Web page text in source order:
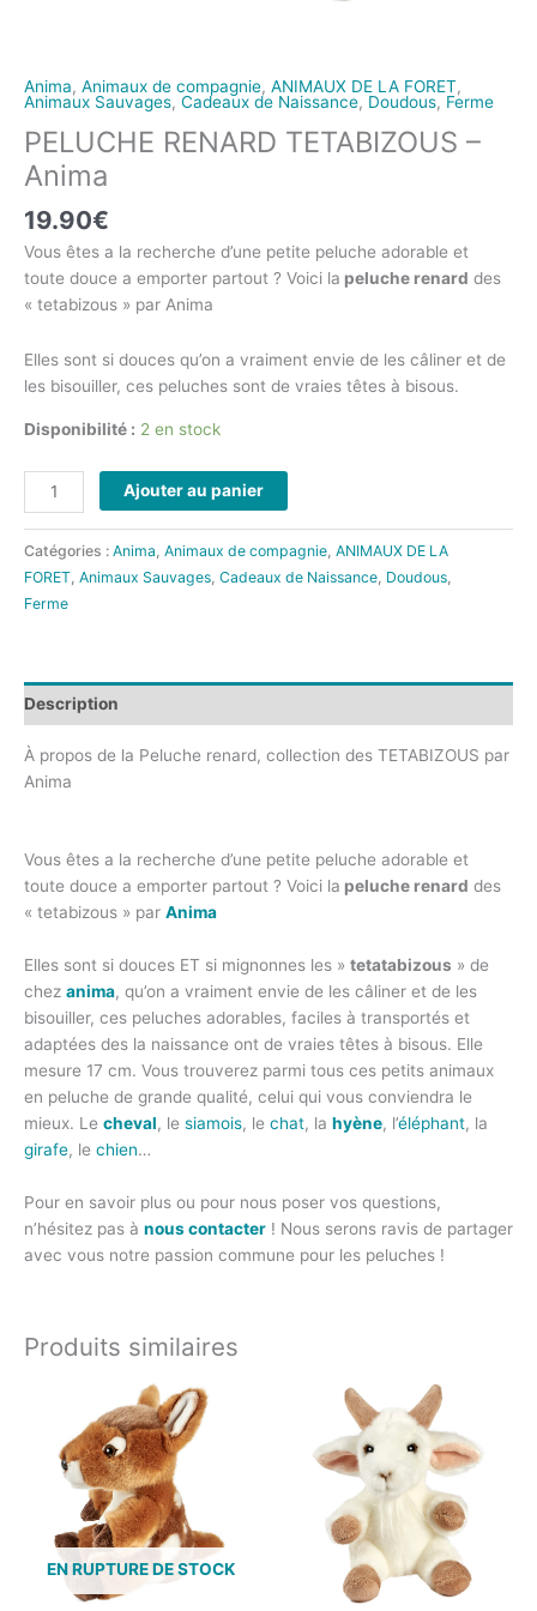
Anima, Animaux de compagnie, ANIMAUX DE LA FORET,
Animaux Sauvages, Cadeaux de Naissance, Doudous, Ferme
PELUCHE RENARD TETABIZOUS –
Anima
19.90€
Vous êtes a la recherche d’une petite peluche adorable et
toute douce a emporter partout ? Voici la peluche renard des
« tetabizous » par Anima
Elles sont si douces qu’on a vraiment envie de les câliner et de
les bisouiller, ces peluches sont de vraies têtes à bisous.
Disponibilité : 2 en stock
Ajouter au panier
Catégories : Anima Animaux de compagnie ANIMAUX DE LA
FORET Animaux Sauvages Cadeaux de Naissance Doudous
Ferme
Description
À propos de la Peluche renard, collection des TETABIZOUS par
Anima
Vous êtes a la recherche d’une petite peluche adorable et
toute douce a emporter partout ? Voici la peluche renard des
« tetabizous » par Anima
Elles sont si douces ET si mignonnes les » tetatabizous » de
chez anima, qu’on a vraiment envie de les câliner et de les
bisouiller, ces peluches adorables, faciles à transportés et
adaptées des la naissance ont de vraies têtes à bisous. Elle
mesure 17 cm. Vous trouverez parmi tous ces petits animaux
en peluche de grande qualité, celui qui vous conviendra le
mieux. Le cheval, le siamois, le chat, la hyène, l’éléphant, la
girafe, le chien…
Pour en savoir plus ou pour nous poser vos questions,
n’hésitez pas à nous contacter ! Nous serons ravis de partager
avec vous notre passion commune pour les peluches !
Produits similaires
EN RUPTURE DE STOCK